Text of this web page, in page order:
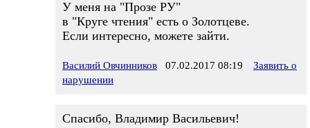
У меня на "Прозе РУ"
в "Круге чтения" есть о Золотцеве.
Если интересно, можете зайти.
Василий Овчинников 07.02.2017 08:19
Заявить о
нарушении
Спасибо, Владимир Васильевич!